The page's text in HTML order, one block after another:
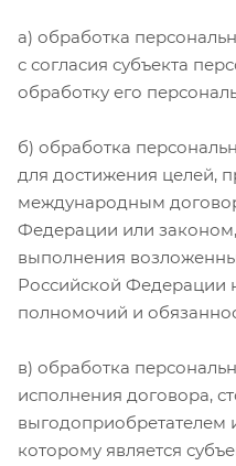
а) обработка
с согласия субъекта
обработку его
б) обработка
для достижения целей,
международным
Федерации или
выполнения
Российской Федерации
полномочий и
в) обработка
исполнения договора,
выгодоприобретателем
которому является